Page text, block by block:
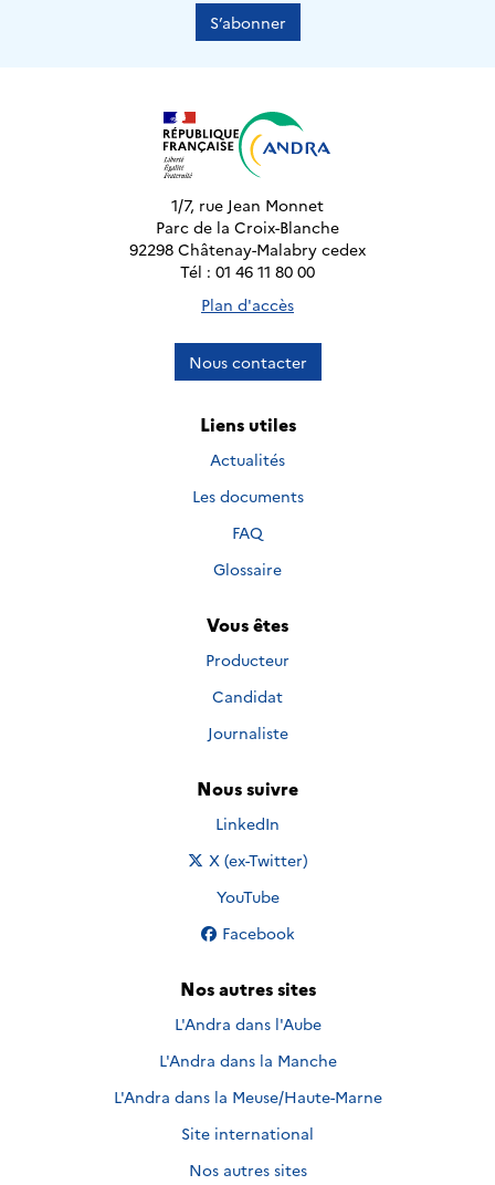
S’abonner
1/7, rue Jean Monnet
Parc de la Croix-Blanche
92298 Châtenay-Malabry cedex
Tél : 01 46 11 80 00
Plan d'accès
Nous contacter
Liens utiles
Actualités
Les documents
FAQ
Glossaire
Vous êtes
Producteur
Candidat
Journaliste
Nous suivre
Nous suivre sur
LinkedIn
Nous suivre sur
X (ex-Twitter)
Nous suivre sur
YouTube
Nous suivre sur
Facebook
Nos autres sites
L'Andra dans l'Aube
L'Andra dans la Manche
L'Andra dans la Meuse/Haute-Marne
Site international
Nos autres sites